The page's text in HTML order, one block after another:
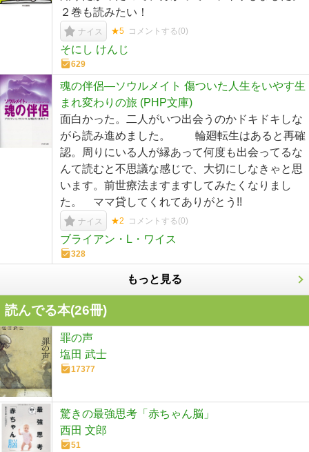
２巻も読みたい！
ナイス ★5 コメントする(0)
そにし けんじ
629
魂の伴侶―ソウルメイト 傷ついた人生をいやす生
まれ変わりの旅 (PHP文庫)
面白かった。二人がいつ出会うのかドキドキしな
がら読み進めました。 輪廻転生はあると再確
認。周りにいる人が縁あって何度も出会ってるな
んて読むと不思議な感じで、大切にしなきゃと思
います。前世療法ますますしてみたくなりまし
た。 ママ貸してくれてありがとう!!
ナイス ★2 コメントする(0)
ブライアン・L・ワイス
328
もっと見る
読んでる本(26冊)
罪の声
塩田 武士
17377
驚きの最強思考「赤ちゃん脳」
西田 文郎
51